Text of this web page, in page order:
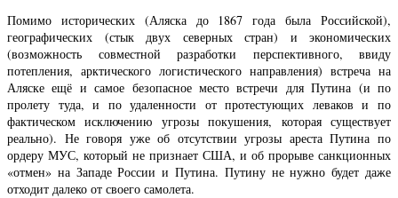
Помимо исторических (Аляска до 1867 года была Российской),
географических (стык двух северных стран) и экономических
(возможность совместной разработки перспективного, ввиду
потепления, арктического логистического направления) встреча на
Аляске ещё и самое безопасное место встречи для Путина (и по
пролету туда, и по удаленности от протестующих леваков и по
фактическом исключению угрозы покушения, которая существует
реально). Не говоря уже об отсутствии угрозы ареста Путина по
ордеру МУС, который не признает США, и об прорыве санкционных
«отмен» на Западе России и Путина. Путину не нужно будет даже
отходит далеко от своего самолета.